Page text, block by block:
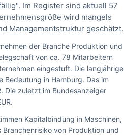
Im Register sind aktuell 57
wird mangels
Managementstruktur geschätzt.
der Branche Produktion und
von ca. 78 Mitarbeitern
eingestuft. Die langjährige
in Hamburg. Das im
Die zuletzt im Bundesanzeiger
Kapitalbindung in Maschinen,
von Produktion und